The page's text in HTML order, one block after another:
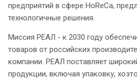
предприятий в сфере HoReCa,
технологичные решения.
Миссия РЕАЛ - к 2030 году
товаров от российских
компании. РЕАЛ поставляет
продукции, включая упаковку,